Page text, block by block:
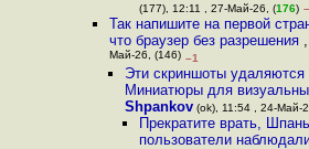
(177), 12:11 , 27-Май-26, (176)
Так напишите на первой
что браузер без разрешения
Май-26, (146) –1
Эти скриншоты удаляются
Миниатюры для
Shpankov(ok), 11:54 , 24-Май-
Прекратите врать,
пользователи